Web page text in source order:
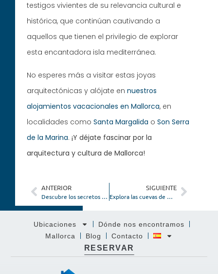
testigos vivientes de su relevancia cultural e
histórica, que continúan cautivando a
aquellos que tienen el privilegio de explorar
esta encantadora isla mediterránea.
No esperes más a visitar estas joyas
arquitectónicas y alójate ennuestros
alojamientos vacacionales en Mallorca, en
localidades comoSanta Margalida oSon Serra
de la Marina.¡Y déjate fascinar por la
arquitectura y cultura de Mallorca!
ANTERIOR
Descubre los secretos de la fotografía en Mallorca
SIGUIENTE
Explora las cuevas de Mallorca y sus maravillas subterráneas
Ubicaciones
Dónde nos encontramos
Mallorca
Blog Contacto
RESERVAR